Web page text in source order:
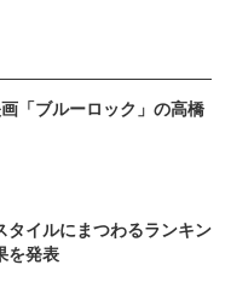
「ブルーロック」の高橋
タイルにまつわるランキン
を発表